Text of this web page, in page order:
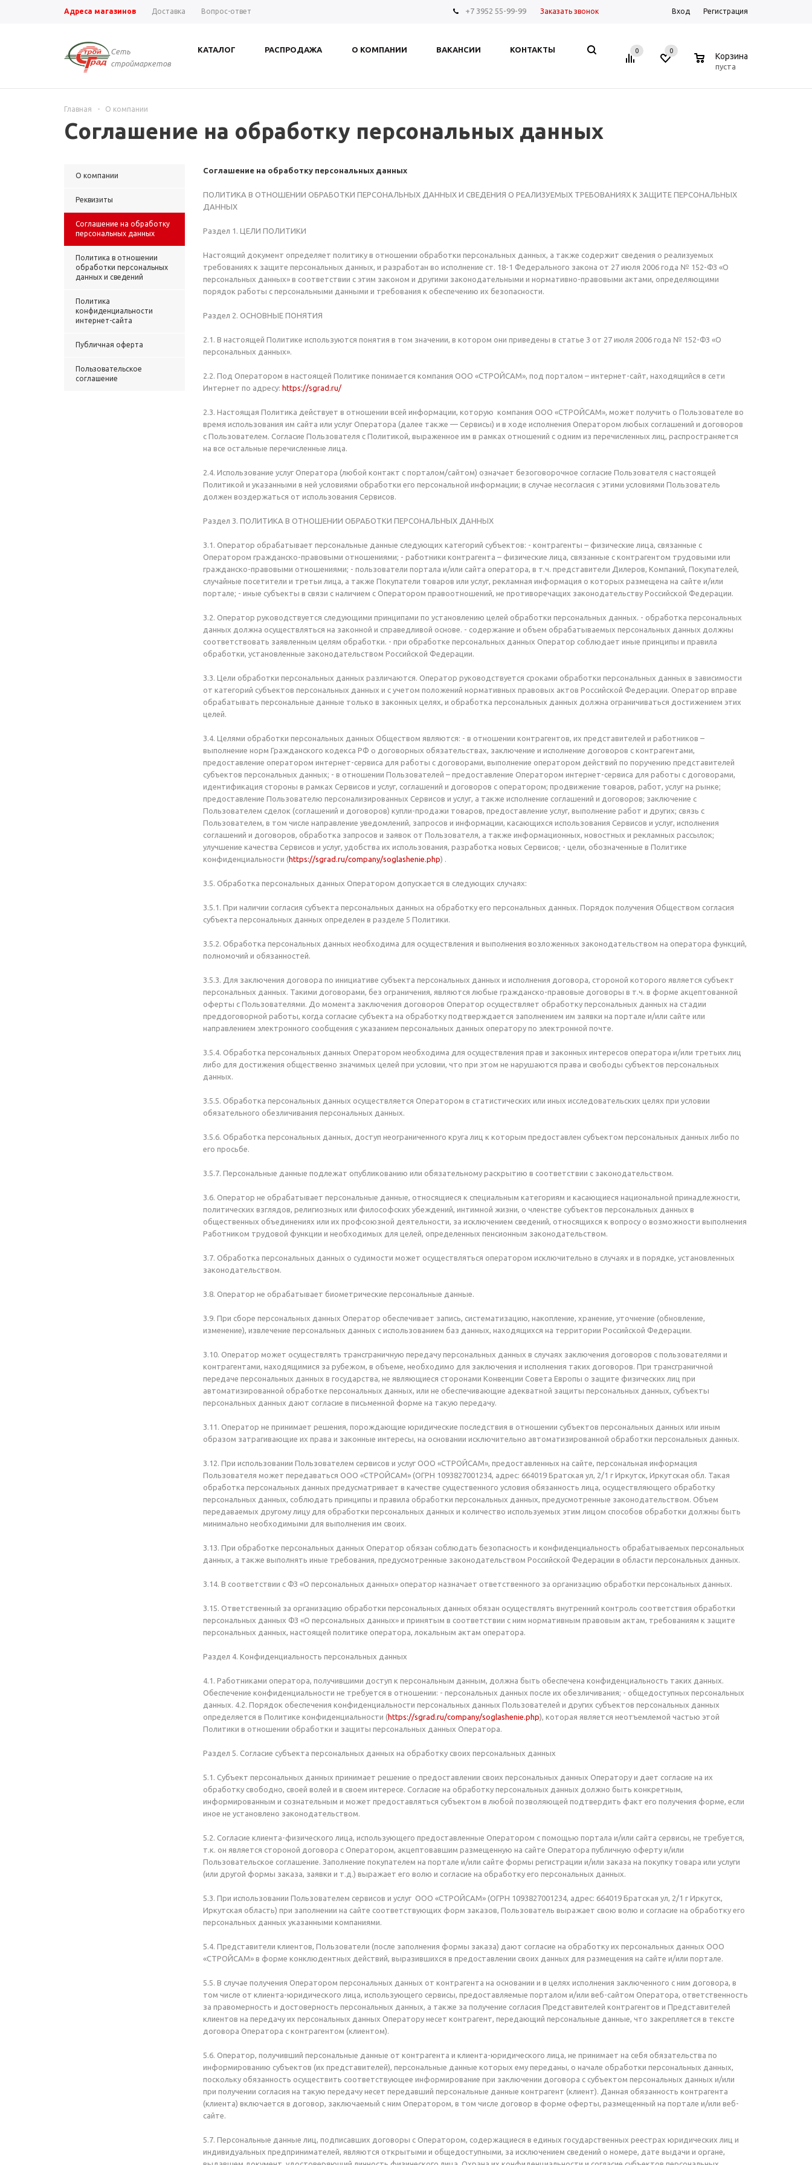
Адреса магазинов Доставка Вопрос-ответ +7 3952 55-99-99 Заказать звонок Вход Регистрация
Сеть
строймаркетов
КАТАЛОГ РАСПРОДАЖА О КОМПАНИИ ВАКАНСИИ КОНТАКТЫ 0 0
Корзина
пуста
Главная - О компании
Соглашение на обработку персональных данных
О компании
Реквизиты
Соглашение на обработку
персональных данных
Политика в отношении
обработки персональных
данных и сведений
Политика
конфиденциальности
интернет-сайта
Публичная оферта
Пользовательское
соглашение
Соглашение на обработку персональных данных
ПОЛИТИКА В ОТНОШЕНИИ ОБРАБОТКИ ПЕРСОНАЛЬНЫХ ДАННЫХ И СВЕДЕНИЯ О РЕАЛИЗУЕМЫХ ТРЕБОВАНИЯХ К ЗАЩИТЕ ПЕРСОНАЛЬНЫХ
ДАННЫХ
Раздел 1. ЦЕЛИ ПОЛИТИКИ
Настоящий документ определяет политику в отношении обработки персональных данных, а также содержит сведения о реализуемых
требованиях к защите персональных данных, и разработан во исполнение ст. 18-1 Федерального закона от 27 июля 2006 года № 152-ФЗ «О
персональных данных» в соответствии с этим законом и другими законодательными и нормативно-правовыми актами, определяющими
порядок работы с персональными данными и требования к обеспечению их безопасности.
Раздел 2. ОСНОВНЫЕ ПОНЯТИЯ
2.1. В настоящей Политике используются понятия в том значении, в котором они приведены в статье 3 от 27 июля 2006 года № 152-ФЗ «О
персональных данных».
2.2. Под Оператором в настоящей Политике понимается компания ООО «СТРОЙСАМ», под порталом – интернет-сайт, находящийся в сети
Интернет по адресу: https://sgrad.ru/
2.3. Настоящая Политика действует в отношении всей информации, которую компания ООО «СТРОЙСАМ», может получить о Пользователе во
время использования им сайта или услуг Оператора (далее также — Сервисы) и в ходе исполнения Оператором любых соглашений и договоров
с Пользователем. Согласие Пользователя с Политикой, выраженное им в рамках отношений с одним из перечисленных лиц, распространяется
на все остальные перечисленные лица.
2.4. Использование услуг Оператора (любой контакт с порталом/сайтом) означает безоговорочное согласие Пользователя с настоящей
Политикой и указанными в ней условиями обработки его персональной информации; в случае несогласия с этими условиями Пользователь
должен воздержаться от использования Сервисов.
Раздел 3. ПОЛИТИКА В ОТНОШЕНИИ ОБРАБОТКИ ПЕРСОНАЛЬНЫХ ДАННЫХ
3.1. Оператор обрабатывает персональные данные следующих категорий субъектов: - контрагенты – физические лица, связанные с
Оператором гражданско-правовыми отношениями; - работники контрагента – физические лица, связанные с контрагентом трудовыми или
гражданско-правовыми отношениями; - пользователи портала и/или сайта оператора, в т.ч. представители Дилеров, Компаний, Покупателей,
случайные посетители и третьи лица, а также Покупатели товаров или услуг, рекламная информация о которых размещена на сайте и/или
портале; - иные субъекты в связи с наличием с Оператором правоотношений, не противоречащих законодательству Российской Федерации.
3.2. Оператор руководствуется следующими принципами по установлению целей обработки персональных данных. - обработка персональных
данных должна осуществляться на законной и справедливой основе. - содержание и объем обрабатываемых персональных данных должны
соответствовать заявленным целям обработки. - при обработке персональных данных Оператор соблюдает иные принципы и правила
обработки, установленные законодательством Российской Федерации.
3.3. Цели обработки персональных данных различаются. Оператор руководствуется сроками обработки персональных данных в зависимости
от категорий субъектов персональных данных и с учетом положений нормативных правовых актов Российской Федерации. Оператор вправе
обрабатывать персональные данные только в законных целях, и обработка персональных данных должна ограничиваться достижением этих
целей.
3.4. Целями обработки персональных данных Обществом являются: - в отношении контрагентов, их представителей и работников –
выполнение норм Гражданского кодекса РФ о договорных обязательствах, заключение и исполнение договоров с контрагентами,
предоставление оператором интернет-сервиса для работы с договорами, выполнение оператором действий по поручению представителей
субъектов персональных данных; - в отношении Пользователей – предоставление Оператором интернет-сервиса для работы с договорами,
идентификация стороны в рамках Сервисов и услуг, соглашений и договоров с оператором; продвижение товаров, работ, услуг на рынке;
предоставление Пользователю персонализированных Сервисов и услуг, а также исполнение соглашений и договоров; заключение с
Пользователем сделок (соглашений и договоров) купли-продажи товаров, предоставление услуг, выполнение работ и других; связь с
Пользователем, в том числе направление уведомлений, запросов и информации, касающихся использования Сервисов и услуг, исполнения
соглашений и договоров, обработка запросов и заявок от Пользователя, а также информационных, новостных и рекламных рассылок;
улучшение качества Сервисов и услуг, удобства их использования, разработка новых Сервисов; - цели, обозначенные в Политике
конфиденциальности (https://sgrad.ru/company/soglashenie.php) .
3.5. Обработка персональных данных Оператором допускается в следующих случаях:
3.5.1. При наличии согласия субъекта персональных данных на обработку его персональных данных. Порядок получения Обществом согласия
субъекта персональных данных определен в разделе 5 Политики.
3.5.2. Обработка персональных данных необходима для осуществления и выполнения возложенных законодательством на оператора функций,
полномочий и обязанностей.
3.5.3. Для заключения договора по инициативе субъекта персональных данных и исполнения договора, стороной которого является субъект
персональных данных. Такими договорами, без ограничения, являются любые гражданско-правовые договоры в т.ч. в форме акцептованной
оферты с Пользователями. До момента заключения договоров Оператор осуществляет обработку персональных данных на стадии
преддоговорной работы, когда согласие субъекта на обработку подтверждается заполнением им заявки на портале и/или сайте или
направлением электронного сообщения с указанием персональных данных оператору по электронной почте.
3.5.4. Обработка персональных данных Оператором необходима для осуществления прав и законных интересов оператора и/или третьих лиц
либо для достижения общественно значимых целей при условии, что при этом не нарушаются права и свободы субъектов персональных
данных.
3.5.5. Обработка персональных данных осуществляется Оператором в статистических или иных исследовательских целях при условии
обязательного обезличивания персональных данных.
3.5.6. Обработка персональных данных, доступ неограниченного круга лиц к которым предоставлен субъектом персональных данных либо по
его просьбе.
3.5.7. Персональные данные подлежат опубликованию или обязательному раскрытию в соответствии с законодательством.
3.6. Оператор не обрабатывает персональные данные, относящиеся к специальным категориям и касающиеся национальной принадлежности,
политических взглядов, религиозных или философских убеждений, интимной жизни, о членстве субъектов персональных данных в
общественных объединениях или их профсоюзной деятельности, за исключением сведений, относящихся к вопросу о возможности выполнения
Работником трудовой функции и необходимых для целей, определенных пенсионным законодательством.
3.7. Обработка персональных данных о судимости может осуществляться оператором исключительно в случаях и в порядке, установленных
законодательством.
3.8. Оператор не обрабатывает биометрические персональные данные.
3.9. При сборе персональных данных Оператор обеспечивает запись, систематизацию, накопление, хранение, уточнение (обновление,
изменение), извлечение персональных данных с использованием баз данных, находящихся на территории Российской Федерации.
3.10. Оператор может осуществлять трансграничную передачу персональных данных в случаях заключения договоров с пользователями и
контрагентами, находящимися за рубежом, в объеме, необходимо для заключения и исполнения таких договоров. При трансграничной
передаче персональных данных в государства, не являющиеся сторонами Конвенции Совета Европы о защите физических лиц при
автоматизированной обработке персональных данных, или не обеспечивающие адекватной защиты персональных данных, субъекты
персональных данных дают согласие в письменной форме на такую передачу.
3.11. Оператор не принимает решения, порождающие юридические последствия в отношении субъектов персональных данных или иным
образом затрагивающие их права и законные интересы, на основании исключительно автоматизированной обработки персональных данных.
3.12. При использовании Пользователем сервисов и услуг ООО «СТРОЙСАМ», предоставленных на сайте, персональная информация
Пользователя может передаваться ООО «СТРОЙСАМ» (ОГРН 1093827001234, адрес: 664019 Братская ул, 2/1 г Иркутск, Иркутская обл. Такая
обработка персональных данных предусматривает в качестве существенного условия обязанность лица, осуществляющего обработку
персональных данных, соблюдать принципы и правила обработки персональных данных, предусмотренные законодательством. Объем
передаваемых другому лицу для обработки персональных данных и количество используемых этим лицом способов обработки должны быть
минимально необходимыми для выполнения им своих.
3.13. При обработке персональных данных Оператор обязан соблюдать безопасность и конфиденциальность обрабатываемых персональных
данных, а также выполнять иные требования, предусмотренные законодательством Российской Федерации в области персональных данных.
3.14. В соответствии с ФЗ «О персональных данных» оператор назначает ответственного за организацию обработки персональных данных.
3.15. Ответственный за организацию обработки персональных данных обязан осуществлять внутренний контроль соответствия обработки
персональных данных ФЗ «О персональных данных» и принятым в соответствии с ним нормативным правовым актам, требованиям к защите
персональных данных, настоящей политике оператора, локальным актам оператора.
Раздел 4. Конфиденциальность персональных данных
4.1. Работниками оператора, получившими доступ к персональным данным, должна быть обеспечена конфиденциальность таких данных.
Обеспечение конфиденциальности не требуется в отношении: - персональных данных после их обезличивания; - общедоступных персональных
данных. 4.2. Порядок обеспечения конфиденциальности персональных данных Пользователей и других субъектов персональных данных
определяется в Политике конфиденциальности (https://sgrad.ru/company/soglashenie.php), которая является неотъемлемой частью этой
Политики в отношении обработки и защиты персональных данных Оператора.
Раздел 5. Согласие субъекта персональных данных на обработку своих персональных данных
5.1. Субъект персональных данных принимает решение о предоставлении своих персональных данных Оператору и дает согласие на их
обработку свободно, своей волей и в своем интересе. Согласие на обработку персональных данных должно быть конкретным,
информированным и сознательным и может предоставляться субъектом в любой позволяющей подтвердить факт его получения форме, если
иное не установлено законодательством.
5.2. Согласие клиента-физического лица, использующего предоставленные Оператором с помощью портала и/или сайта сервисы, не требуется,
т.к. он является стороной договора с Оператором, акцептовавшим размещенную на сайте Оператора публичную оферту и/или
Пользовательское соглашение. Заполнение покупателем на портале и/или сайте формы регистрации и/или заказа на покупку товара или услуги
(или другой формы заказа, заявки и т.д.) выражает его волю и согласие на обработку его персональных данных.
5.3. При использовании Пользователем сервисов и услуг ООО «СТРОЙСАМ» (ОГРН 1093827001234, адрес: 664019 Братская ул, 2/1 г Иркутск,
Иркутская область) при заполнении на сайте соответствующих форм заказов, Пользователь выражает свою волю и согласие на обработку его
персональных данных указанными компаниями.
5.4. Представители клиентов, Пользователи (после заполнения формы заказа) дают согласие на обработку их персональных данных ООО
«СТРОЙСАМ» в форме конклюдентных действий, выразившихся в предоставлении своих данных для размещения на сайте и/или портале.
5.5. В случае получения Оператором персональных данных от контрагента на основании и в целях исполнения заключенного с ним договора, в
том числе от клиента-юридического лица, использующего сервисы, предоставляемые порталом и/или веб-сайтом Оператора, ответственность
за правомерность и достоверность персональных данных, а также за получение согласия Представителей контрагентов и Представителей
клиентов на передачу их персональных данных Оператору несет контрагент, передающий персональные данные, что закрепляется в тексте
договора Оператора с контрагентом (клиентом).
5.6. Оператор, получивший персональные данные от контрагента и клиента-юридического лица, не принимает на себя обязательства по
информированию субъектов (их представителей), персональные данные которых ему переданы, о начале обработки персональных данных,
поскольку обязанность осуществить соответствующее информирование при заключении договора с субъектом персональных данных и/или
при получении согласия на такую передачу несет передавший персональные данные контрагент (клиент). Данная обязанность контрагента
(клиента) включается в договор, заключаемый с ним Оператором, в том числе договор в форме оферты, размещенный на портале и/или веб-
сайте.
5.7. Персональные данные лиц, подписавших договоры с Оператором, содержащиеся в единых государственных реестрах юридических лиц и
индивидуальных предпринимателей, являются открытыми и общедоступными, за исключением сведений о номере, дате выдачи и органе,